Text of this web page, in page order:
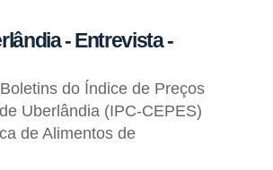
- Entrevista -
do Índice de Preços
Uberlândia (IPC-CEPES)
de Alimentos de